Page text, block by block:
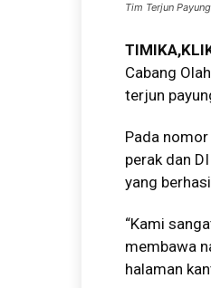
Tim Terjun
Cabang
terjun
Pada
perak dan
yang
“Kami
membawa
halaman